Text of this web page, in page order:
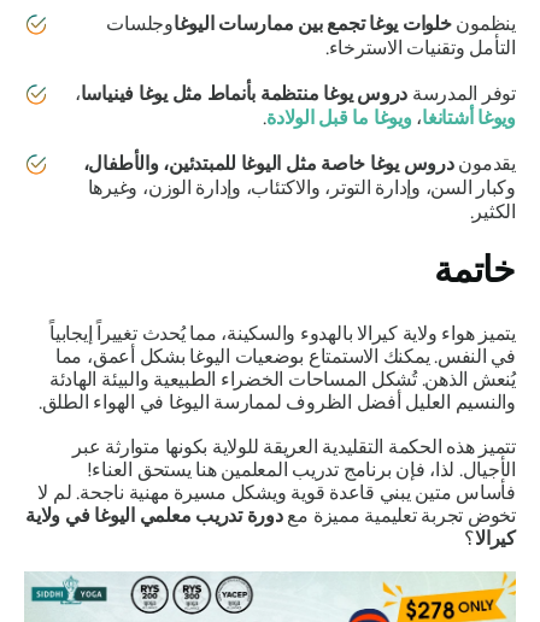
ينظمونخلوات يوغا تجمع بين ممارسات اليوغاوجلسات
التأمل وتقنيات الاسترخاء.
توفر المدرسةدروس يوغا منتظمة بأنماط مثل يوغا فينياسا،
ويوغا أشتانغا،ويوغا ما قبل الولادة.
يقدموندروس يوغا خاصة مثل اليوغا للمبتدئين، والأطفال،
وكبار السن، وإدارة التوتر، والاكتئاب، وإدارة الوزن، وغيرها
الكثير.
خاتمة
يتميز هواء ولاية كيرالا بالهدوء والسكينة، مما يُحدث تغييراً إيجابياً
في النفس. يمكنك الاستمتاع بوضعيات اليوغا بشكل أعمق، مما
يُنعش الذهن. تُشكل المساحات الخضراء الطبيعية والبيئة الهادئة
والنسيم العليل أفضل الظروف لممارسة اليوغا في الهواء الطلق.
تتميز هذه الحكمة التقليدية العريقة للولاية بكونها متوارثة عبر
الأجيال. لذا، فإن برنامج تدريب المعلمين هنا يستحق العناء!
فأساس متين يبني قاعدة قوية ويشكل مسيرة مهنية ناجحة. لم لا
تخوض تجربة تعليمية مميزة معدورة تدريب معلمي اليوغا في ولاية
كيرالا ؟